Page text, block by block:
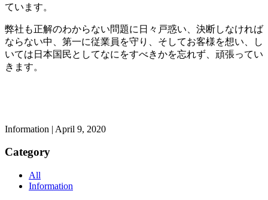
ています。
弊社も正解のわからない問題に日々戸惑い、決断しなければ
ならない中、第一に従業員を守り、そしてお客様を想い、し
いては日本国民としてなにをすべきかを忘れず、頑張ってい
きます。
Information | April 9, 2020
Category
All
Information